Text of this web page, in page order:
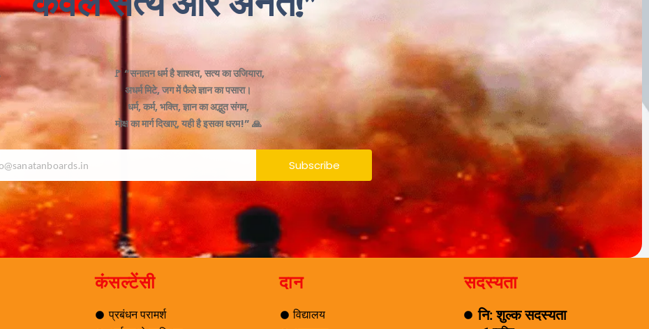
🚩 “सनातन धर्म है शाश्वत, सत्य का उजियारा,
अधर्म मिटे, जग में फैले ज्ञान का पसारा।
धर्म, कर्म, भक्ति, ज्ञान का अद्भुत संगम,
मोक्ष का मार्ग दिखाए, यही है इसका धरम!” 🙏
Subscribe
कंसल्टेंसी
प्रबंधन परामर्श
दान
विद्यालय
सदस्यता
नि: शुल्क सदस्यता